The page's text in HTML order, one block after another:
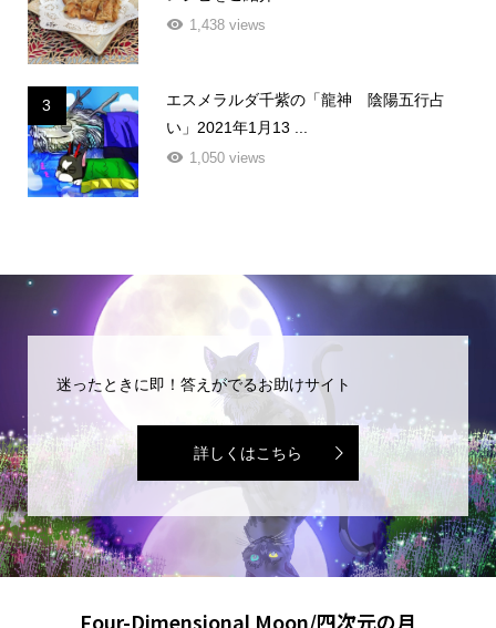
1,438 views
3
エスメラルダ千紫の「龍神 陰陽五行占
い」2021年1月13 ...
1,050 views
迷ったときに即！答えがでるお助けサイト
詳しくはこちら
Four-Dimensional Moon/四次元の月